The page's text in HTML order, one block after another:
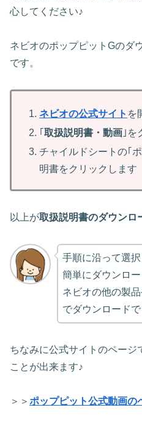
心してください♪
ネビオのポップピットGのダ
です。
ネビオの公式サイト を
｢取扱説明書・動画 ｣を
チャイルドシートの｢
明書をクリックします
以上が取扱説明書のダウンロ
手順に沿って選
簡単にダウンロ
ネビオの他の製
でダウンロード
ちなみに公式サイトのページ
ことが出来ます♪
＞＞ ポップピット公式動画の